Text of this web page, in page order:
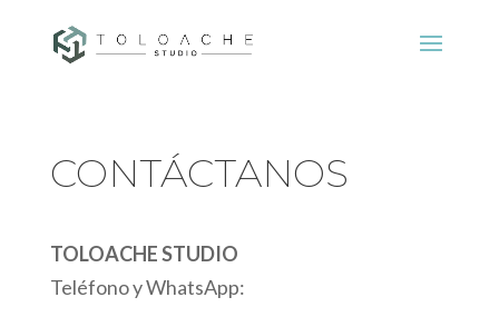
CONTÁCTANOS
TOLOACHE STUDIO
Teléfono y WhatsApp: